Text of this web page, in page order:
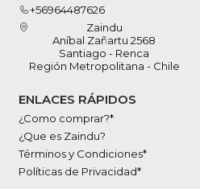
+56964487626
Zaindu
Aníbal Zañartu 2568
Santiago - Renca
Región Metropolitana - Chile
ENLACES RÁPIDOS
¿Como comprar?*
¿Que es Zaindu?
Términos y Condiciones*
Políticas de Privacidad*